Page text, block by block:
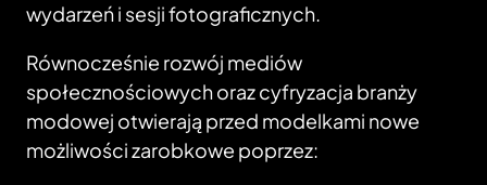
wydarzeń i sesji fotograficznych.
Równocześnie rozwój mediów
społecznościowych oraz cyfryzacja branży
modowej otwierają przed modelkami nowe
możliwości zarobkowe poprzez: